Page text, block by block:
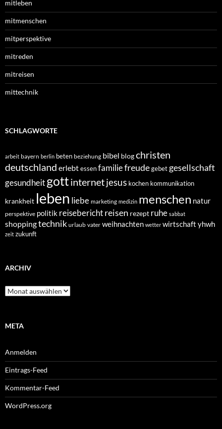
mitleben
mitmenschen
mitperspektive
mitreden
mitreisen
mittechnik
SCHLAGWORTE
arbeit bayern berlin beten beziehung bibel blogchristen
deutschland erlebtessenfamiliefreudegebet gesellschaft
gesundheitgottinternetjesus kochen kommunikation
krankheit leben liebe marketing medizin menschen natur
perspektive politik reiseberichtreisen rezept ruhe sabbat
shoppingtechnik urlaub vater weihnachten wetter wirtschaft yhwh
zeit zukunft
ARCHIV
Archiv
META
Anmelden
Eintrags-Feed
Kommentar-Feed
WordPress.org